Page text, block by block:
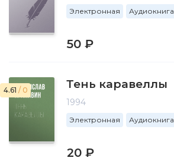
Электронная Аудиокнига
50 ₽
4.61 / 0 Тень каравеллы
1994
Электронная Аудиокнига
20 ₽